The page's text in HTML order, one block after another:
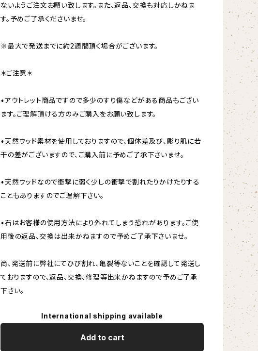
ないようご注文お願い致します。また、返品、交換も対応しかねま
す。予めご了承くださいませ。
※最大で発送までに約2週間頂く場合がございます。
＊ご注意＊
•アウトレット商品ですので多少のすり傷などがある商品もござい
ます。ご理解頂ける方のみご購入をお願い致します。
•天然ウッド素材を使用しておりますので、個体差及び、彫り肌に若
干の差がございますので、ご購入前に予めご了承下さいませ。
•天然ウッドなので衝撃に弱く少しの衝撃で割れたりかけたりする
こともありますのでご理解下さい。
•石はお客様の使用方法により外れてしまう恐れがあります。ご使
用後の返品、交換は出来かねますので予めご了承下さいませ。
尚、発送前に弊社にてひび割れ、亀裂等ないことを確認して発送し
ておりますので、返品、交換、修理等出来かねますので予めご了承
下さい。
International shipping available
Add to cart